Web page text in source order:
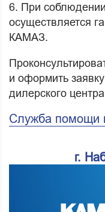
6. При
осуществляется
КАМАЗ.
и оформить
дилерского
Служба помощи
г.